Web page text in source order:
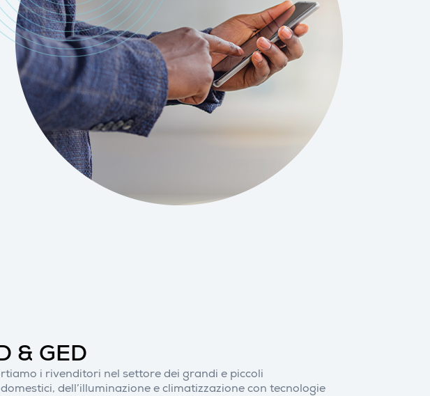
& GED
i rivenditori nel settore dei grandi e piccoli
dell’illuminazione e climatizzazione con tecnologie